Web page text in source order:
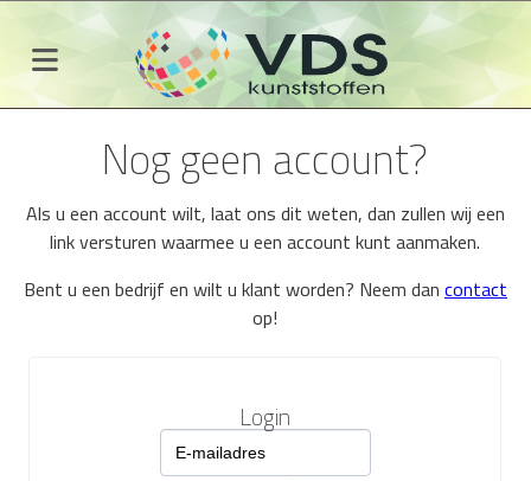
Nog geen account?
Als u een account wilt, laat ons dit weten, dan zullen wij een
link versturen waarmee u een account kunt aanmaken.
Bent u een bedrijf en wilt u klant worden? Neem dan contact
op!
Login